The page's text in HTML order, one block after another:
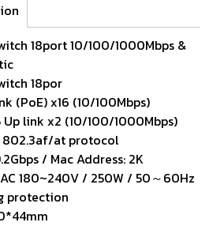
18port 10/100/1000Mbps &
18por
(PoE) x16 (10/100Mbps)
Up link x2 (10/100/1000Mbps)
802.3af/at protocol
/ Mac Address: 2K
180~240V / 250W / 50～60Hz
protection